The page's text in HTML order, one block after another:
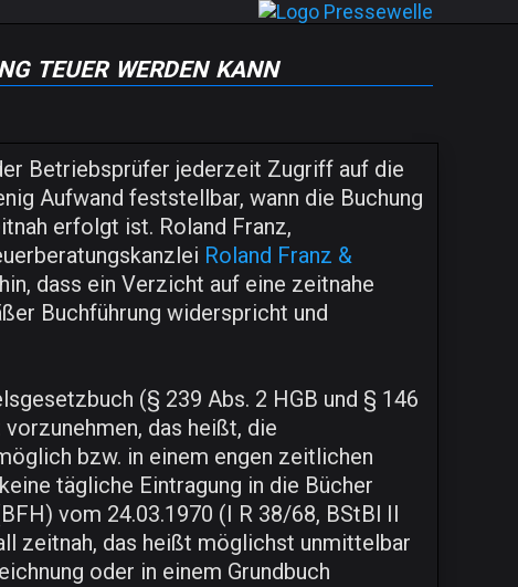
teuer werden kann
Betriebsprüfer jederzeit Zugriff auf die
Aufwand feststellbar, wann die Buchung
erfolgt ist. Roland Franz,
Roland Franz &
dass ein Verzicht auf eine zeitnahe
Buchführung widerspricht und
(§ 239 Abs. 2 HGB und § 146
das heißt, die
bzw. in einem engen zeitlichen
tägliche Eintragung in die Bücher
vom 24.03.1970 (I R 38/68, BStBl II
zeitnah, das heißt möglichst unmittelbar
oder in einem Grundbuch